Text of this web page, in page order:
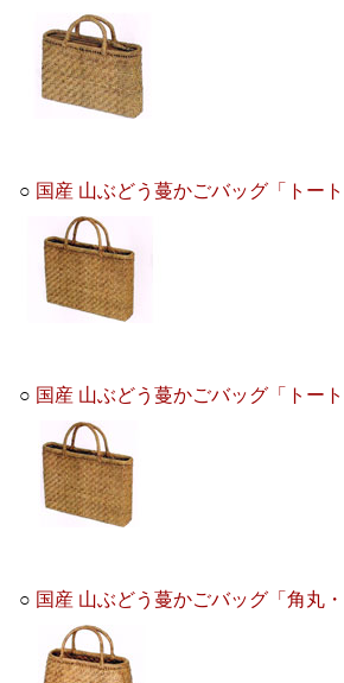
○ 国産 山ぶどう蔓かごバッグ「トート
○ 国産 山ぶどう蔓かごバッグ「トート
○ 国産 山ぶどう蔓かごバッグ「角丸・